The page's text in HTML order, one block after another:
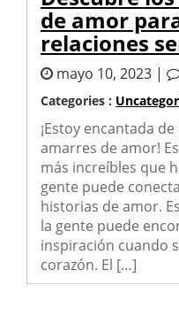
de amor
relaciones
mayo 10, 2023 |
Categories :
¡Estoy encantada
amarres de amor!
más increíbles que
gente puede
historias de amor.
la gente puede
inspiración cuando
corazón. El […]